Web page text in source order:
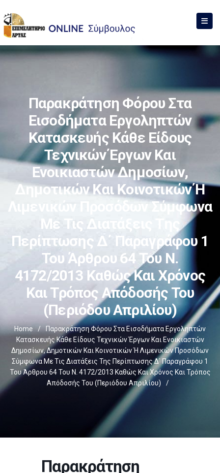
Παρακράτηση Φόρου Στα
Εισοδήματα Εργοληπτών
Κατασκευής Κάθε Είδους
Τεχνικών Έργων Και
Ενοικιαστών Δημοσίων,
Δημοτικών Και Κοινοτικών Ή
Λιμενικών Προσόδων Σύμφωνα
Με Τις Διατάξεις Της
Περίπτωσης Δ΄ Παραγράφου 1
Του Άρθρου 64 Του Ν.
4172/2013 Καθώς Και Χρόνος
Και Τρόπος Απόδοσής Του
(Περιόδου Απριλίου)
Home /
Παρακράτηση Φόρου Στα Εισοδήματα Εργοληπτών
Κατασκευής Κάθε Είδους Τεχνικών Έργων Και Ενοικιαστών
Δημοσίων, Δημοτικών Και Κοινοτικών Ή Λιμενικών Προσόδων
Σύμφωνα Με Τις Διατάξεις Της Περίπτωσης Δ΄ Παραγράφου 1
Του Άρθρου 64 Του Ν. 4172/2013 Καθώς Και Χρόνος Και Τρόπος
Απόδοσής Του (Περιόδου Απριλίου)
/
Παρακράτηση